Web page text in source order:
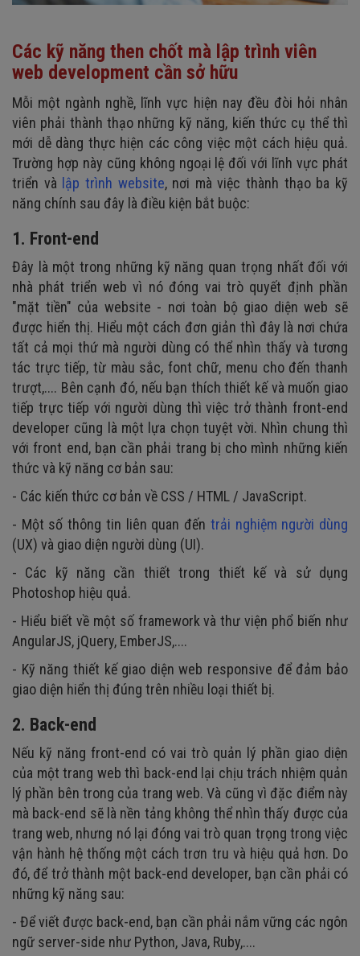
Các kỹ năng then chốt mà lập trình viên
web development cần sở hữu
Mỗi một ngành nghề, lĩnh vực hiện nay đều đòi hỏi nhân
viên phải thành thạo những kỹ năng, kiến thức cụ thể thì
mới dễ dàng thực hiện các công việc một cách hiệu quả.
Trường hợp này cũng không ngoại lệ đối với lĩnh vực phát
triển và lập trình website, nơi mà việc thành thạo ba kỹ
năng chính sau đây là điều kiện bắt buộc:
1. Front-end
Đây là một trong những kỹ năng quan trọng nhất đối với
nhà phát triển web vì nó đóng vai trò quyết định phần
"mặt tiền" của website - nơi toàn bộ giao diện web sẽ
được hiển thị. Hiểu một cách đơn giản thì đây là nơi chứa
tất cả mọi thứ mà người dùng có thể nhìn thấy và tương
tác trực tiếp, từ màu sắc, font chữ, menu cho đến thanh
trượt,.... Bên cạnh đó, nếu bạn thích thiết kế và muốn giao
tiếp trực tiếp với người dùng thì việc trở thành front-end
developer cũng là một lựa chọn tuyệt vời. Nhìn chung thì
với front end, bạn cần phải trang bị cho mình những kiến
thức và kỹ năng cơ bản sau:
- Các kiến thức cơ bản về CSS / HTML / JavaScript.
- Một số thông tin liên quan đến trải nghiệm người dùng
(UX) và giao diện người dùng (UI).
- Các kỹ năng cần thiết trong thiết kế và sử dụng
Photoshop hiệu quả.
- Hiểu biết về một số framework và thư viện phổ biến như
AngularJS, jQuery, EmberJS,....
- Kỹ năng thiết kế giao diện web responsive để đảm bảo
giao diện hiển thị đúng trên nhiều loại thiết bị.
2. Back-end
Nếu kỹ năng front-end có vai trò quản lý phần giao diện
của một trang web thì back-end lại chịu trách nhiệm quản
lý phần bên trong của trang web. Và cũng vì đặc điểm này
mà back-end sẽ là nền tảng không thể nhìn thấy được của
trang web, nhưng nó lại đóng vai trò quan trọng trong việc
vận hành hệ thống một cách trơn tru và hiệu quả hơn. Do
đó, để trở thành một back-end developer, bạn cần phải có
những kỹ năng sau:
- Để viết được back-end, bạn cần phải nắm vững các ngôn
ngữ server-side như Python, Java, Ruby,....